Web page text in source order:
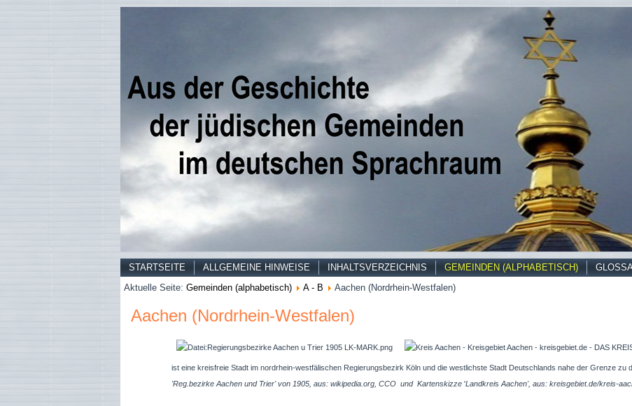
STARTSEITE ALLGEMEINE HINWEISE INHALTSVERZEICHNIS GEMEINDEN (ALPHABETISCH)
Aktuelle Seite: Gemeinden (alphabetisch) A - B Aachen (Nordrhein-Westfalen)
Aachen (Nordrhein-Westfalen)
ist eine kreisfreie Stadt im nordrhein-westfälischen Regierungsbezirk Köln und die westlichste Stadt Deutschlands nahe der Grenze zu
'Reg.bezirke Aachen und Trier' von 1905, aus: wikipedia.org, CCO und Kartenskizze 'Landkreis Aachen', aus: kreisgebiet.de/kreis-